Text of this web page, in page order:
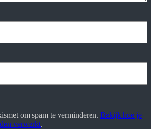
om spam te verminderen. Bekijk hoe je
verwerkt.